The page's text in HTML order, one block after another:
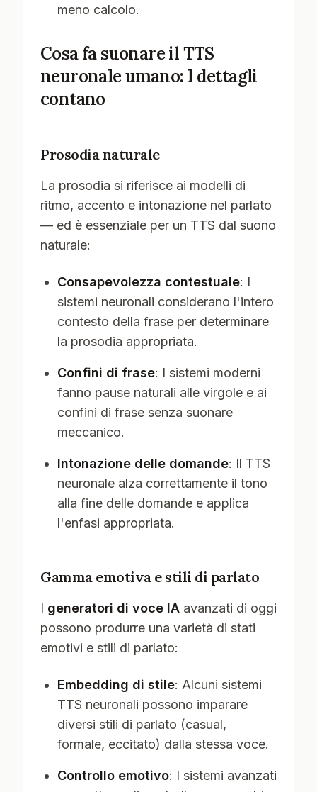
meno calcolo.
Cosa fa suonare il TTS
neuronale umano: I dettagli
contano
Prosodia naturale
La prosodia si riferisce ai modelli di
ritmo, accento e intonazione nel parlato
— ed è essenziale per un TTS dal suono
naturale:
Consapevolezza contestuale: I
sistemi neuronali considerano l'intero
contesto della frase per determinare
la prosodia appropriata.
Confini di frase: I sistemi moderni
fanno pause naturali alle virgole e ai
confini di frase senza suonare
meccanico.
Intonazione delle domande: Il TTS
neuronale alza correttamente il tono
alla fine delle domande e applica
l'enfasi appropriata.
Gamma emotiva e stili di parlato
I generatori di voce IA avanzati di oggi
possono produrre una varietà di stati
emotivi e stili di parlato:
Embedding di stile: Alcuni sistemi
TTS neuronali possono imparare
diversi stili di parlato (casual,
formale, eccitato) dalla stessa voce.
Controllo emotivo: I sistemi avanzati